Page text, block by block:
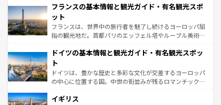
なお、新着のイタリア情報はコンテンツ一覧を参照してほ
しい。
文化が根付くこの国では、情熱的なフラメンコ、熱気あふ
れる闘牛、そして美味しいタパスが生活の一部となってい
る。首都マドリードの洗練された雰囲気や、バルセロナの
アートに溢れた街角から、地方では古代ローマ遺跡や中世
せる。地方によって風土や気候が異なるスペインはその個
ンテンツ一覧 を参照してほしい。
フランスの基本情報と観光ガイド・有名観光スポ
ット
フランスは、世界中の旅行者を魅了し続けるヨーロッパ屈
指の観光地だ。首都パリのエッフェル塔やルーブル美術館
で、幅広い魅力が詰まっている。華麗な宮殿、歴史的な大
聖堂、美しいビーチ、そして豊かな自然が、訪れる者を心
から魅了する。また、フランスは美食の国としても知ら
れ、フランス料理はユネスコ無形文化遺産にも登録されて
香り高いラベンダー畑など、多彩な楽しみ方が可能だ。さ
ドイツの基本情報と観光ガイド・有名観光スポッ
ト
ドイツは、豊かな歴史と多彩な文化が交差するヨーロッパ
の中心に位置する国。中世の街並みが残るロマンチック街
顔を持つこの国は、どこを歩いても飽きることがない。ベ
イギリス